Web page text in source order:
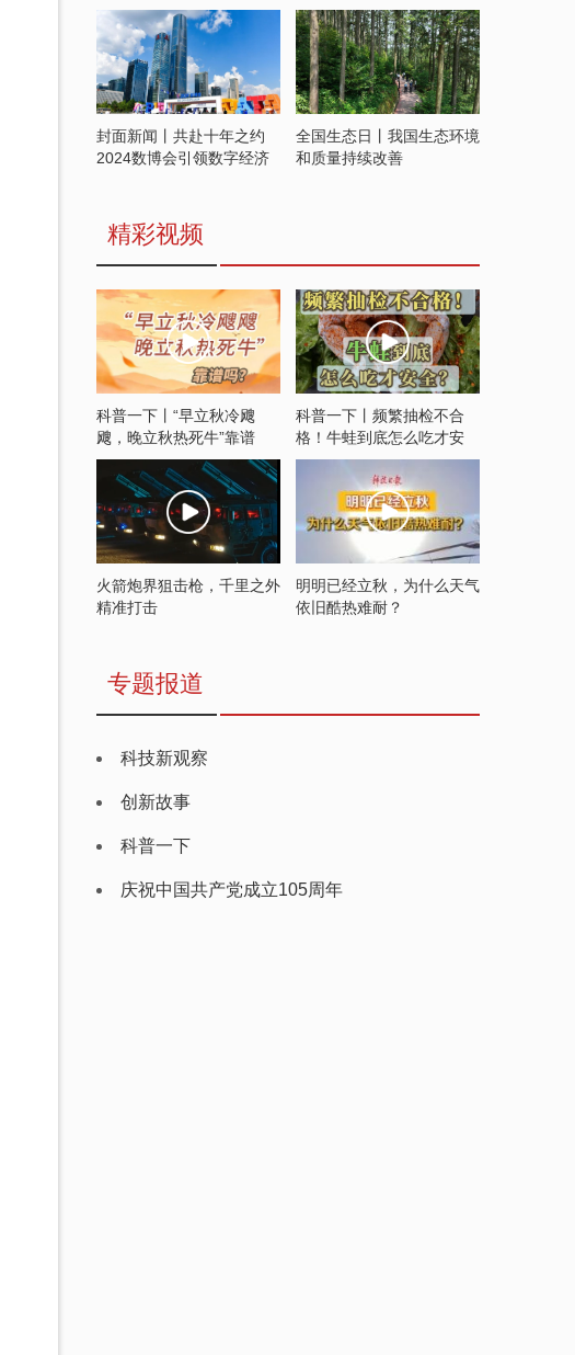
周开启
封面新闻丨共赴十年之约
2024数博会引领数字经济
全国生态日丨我国生态环境
和质量持续改善
精彩视频
科普一下丨“早立秋冷飕
飕，晚立秋热死牛”靠谱
吗？
科普一下丨频繁抽检不合
格！牛蛙到底怎么吃才安
全？
火箭炮界狙击枪，千里之外
精准打击
明明已经立秋，为什么天气
依旧酷热难耐？
专题报道
科技新观察
创新故事
科普一下
庆祝中国共产党成立105周年